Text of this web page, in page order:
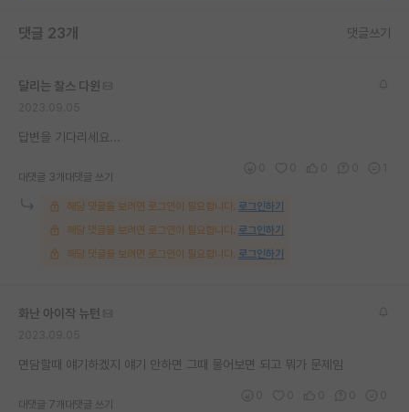
재팬라운지 🌸
댓글 23개 댓글쓰기
달리는 찰스 다윈
답변을 기다리세요...
대댓글 3개 대댓글 쓰기
해당 댓글을 보려면 로그인이 필요합니다. 로그인하기
해당 댓글을 보려면 로그인이 필요합니다. 로그인하기
해당 댓글을 보려면 로그인이 필요합니다. 로그인하기
화난 아이작 뉴턴
면담할때 얘기하겠지 얘기 안하면 그때 물어보면 되고 뭐가 문제임
대댓글 7개 대댓글 쓰기